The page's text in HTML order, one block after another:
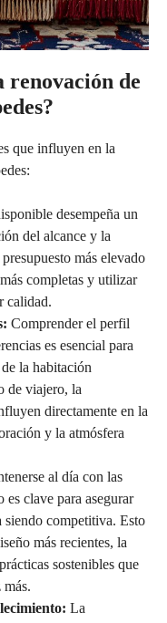
renovación de
que influyen en la
desempeña un
del alcance y la
más elevado
completas y utilizar
calidad.
Comprender el perfil
es esencial para
la habitación
de viajero, la
directamente en la
y la atmósfera
al día con las
es clave para asegurar
siendo competitiva. Esto
más recientes, la
sostenibles que
más.
La